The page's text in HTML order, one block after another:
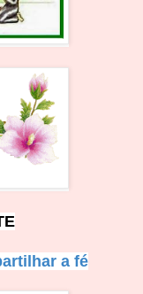
tilhar a fé